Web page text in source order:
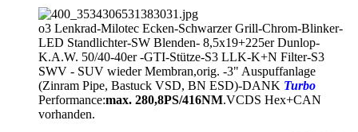
o3 Lenkrad-Milotec Ecken-Schwarzer Grill-Chrom-Blinker-
LED Standlichter-SW Blenden- 8,5x19+225er Dunlop-
K.A.W. 50/40-40er -GTI-Stütze-S3 LLK-K+N Filter-S3
SWV - SUV wieder Membran,orig. -3" Auspuffanlage
(Zinram Pipe, Bastuck VSD, BN ESD)-DANK Turbo
Performance:max. 280,8PS/416NM.VCDS Hex+CAN
vorhanden.